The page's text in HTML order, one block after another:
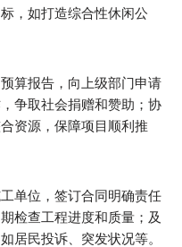
，如打造综合性休闲公
算报告，向上级部门申请
争取社会捐赠和赞助；协
资源，保障项目顺利推
单位，签订合同明确责任
检查工程进度和质量；及
居民投诉、突发状况等。​